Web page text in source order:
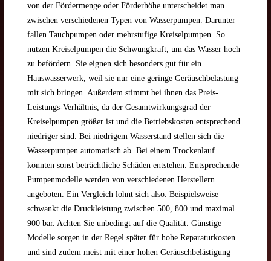
von der Fördermenge oder Förderhöhe unterscheidet man
zwischen verschiedenen Typen von Wasserpumpen. Darunter
fallen Tauchpumpen oder mehrstufige Kreiselpumpen. So
nutzen Kreiselpumpen die Schwungkraft, um das Wasser hoch
zu befördern. Sie eignen sich besonders gut für ein
Hauswasserwerk, weil sie nur eine geringe Geräuschbelastung
mit sich bringen. Außerdem stimmt bei ihnen das Preis-
Leistungs-Verhältnis, da der Gesamtwirkungsgrad der
Kreiselpumpen größer ist und die Betriebskosten entsprechend
niedriger sind. Bei niedrigem Wasserstand stellen sich die
Wasserpumpen automatisch ab. Bei einem Trockenlauf
könnten sonst beträchtliche Schäden entstehen. Entsprechende
Pumpenmodelle werden von verschiedenen Herstellern
angeboten. Ein Vergleich lohnt sich also. Beispielsweise
schwankt die Druckleistung zwischen 500, 800 und maximal
900 bar. Achten Sie unbedingt auf die Qualität. Günstige
Modelle sorgen in der Regel später für hohe Reparaturkosten
und sind zudem meist mit einer hohen Geräuschbelästigung